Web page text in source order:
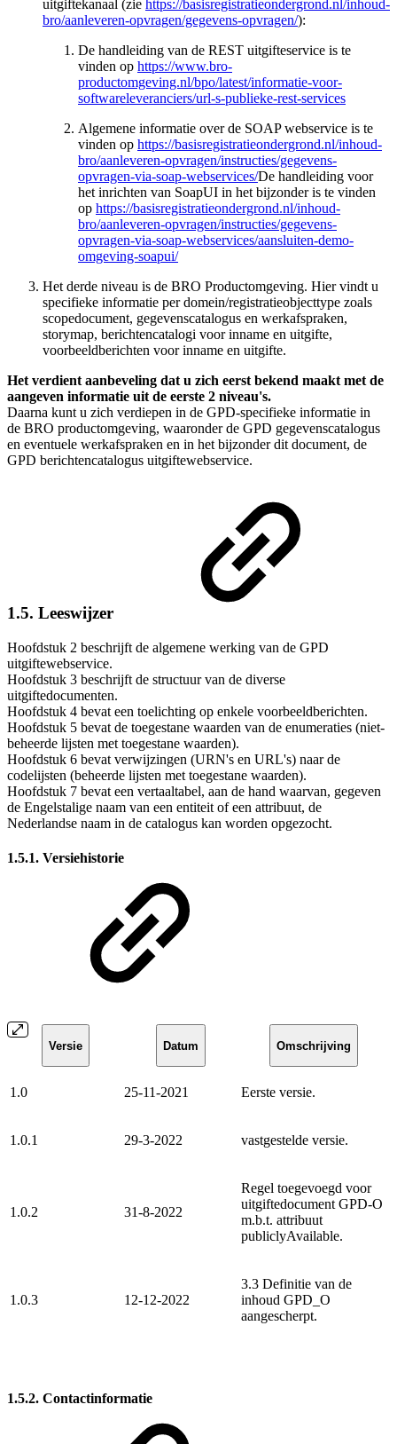
uitgiftekanaal (zie https://basisregistratieondergrond.nl/inhoud-
bro/aanleveren-opvragen/gegevens-opvragen/):
De handleiding van de REST uitgifteservice is te
vinden op https://www.bro-
productomgeving.nl/bpo/latest/informatie-voor-
softwareleveranciers/url-s-publieke-rest-services
Algemene informatie over de SOAP webservice is te
vinden op https://basisregistratieondergrond.nl/inhoud-
bro/aanleveren-opvragen/instructies/gegevens-
opvragen-via-soap-webservices/De handleiding voor
het inrichten van SoapUI in het bijzonder is te vinden
op https://basisregistratieondergrond.nl/inhoud-
bro/aanleveren-opvragen/instructies/gegevens-
opvragen-via-soap-webservices/aansluiten-demo-
omgeving-soapui/
Het derde niveau is de BRO Productomgeving. Hier vindt u
specifieke informatie per domein/registratieobjecttype zoals
scopedocument, gegevenscatalogus en werkafspraken,
storymap, berichtencatalogi voor inname en uitgifte,
voorbeeldberichten voor inname en uitgifte.
Het verdient aanbeveling dat u zich eerst bekend maakt met de
aangeven informatie uit de eerste 2 niveau's.
Daarna kunt u zich verdiepen in de GPD-specifieke informatie in
de BRO productomgeving, waaronder de GPD gegevenscatalogus
en eventuele werkafspraken en in het bijzonder dit document, de
GPD berichtencatalogus uitgiftewebservice.
1.5. Leeswijzer
Hoofdstuk 2 beschrijft de algemene werking van de GPD
uitgiftewebservice.
Hoofdstuk 3 beschrijft de structuur van de diverse
uitgiftedocumenten.
Hoofdstuk 4 bevat een toelichting op enkele voorbeeldberichten.
Hoofdstuk 5 bevat de toegestane waarden van de enumeraties (niet-
beheerde lijsten met toegestane waarden).
Hoofdstuk 6 bevat verwijzingen (URN's en URL's) naar de
codelijsten (beheerde lijsten met toegestane waarden).
Hoofdstuk 7 bevat een vertaaltabel, aan de hand waarvan, gegeven
de Engelstalige naam van een entiteit of een attribuut, de
Nederlandse naam in de catalogus kan worden opgezocht.
1.5.1. Versiehistorie
Versie Datum Omschrijving
1.0 25-11-2021 Eerste versie.
1.0.1 29-3-2022 vastgestelde versie.
1.0.2 31-8-2022
Regel toegevoegd voor
uitgiftedocument GPD-O
m.b.t. attribuut
publiclyAvailable.
1.0.3 12-12-2022
3.3 Definitie van de
inhoud GPD_O
aangescherpt.
1.5.2. Contactinformatie